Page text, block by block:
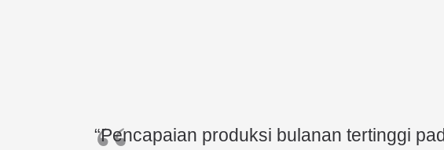
“Pencapaian produksi bulanan tertinggi